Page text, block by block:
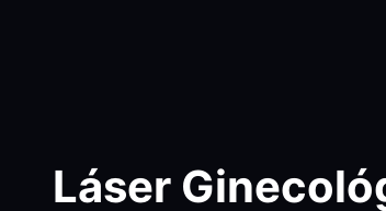
Láser